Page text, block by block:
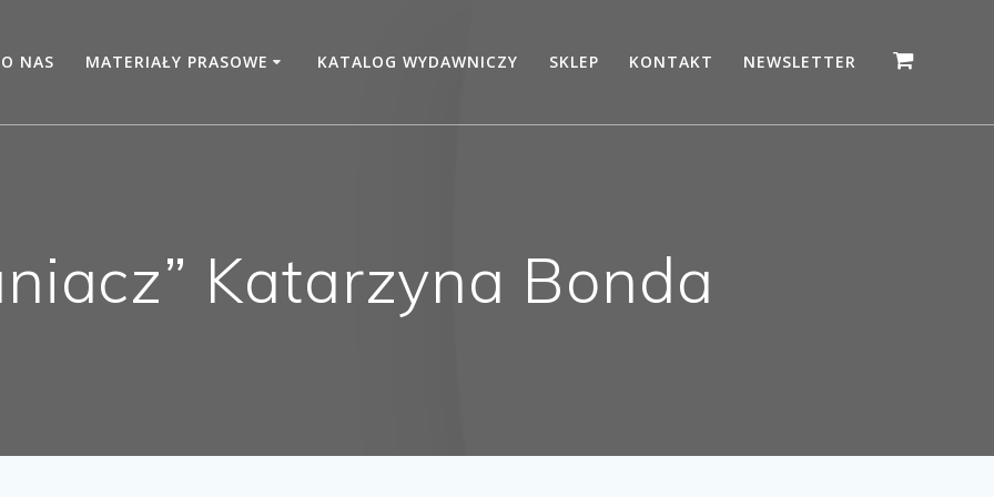
O NAS MATERIAŁY PRASOWE KATALOG WYDAWNICZY SKLEP KONTAKT NEWSLETTER
Katarzyna Bonda